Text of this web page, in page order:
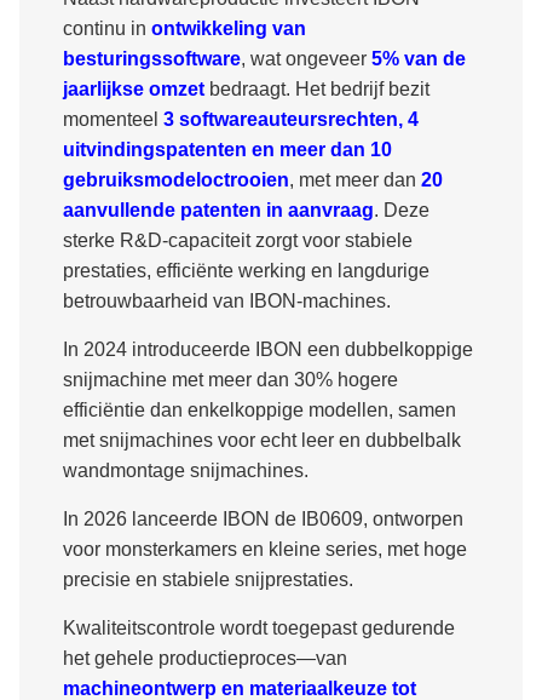
continu in ontwikkeling van
besturingssoftware, wat ongeveer 5% van de
jaarlijkse omzet bedraagt. Het bedrijf bezit
momenteel 3 softwareauteursrechten, 4
uitvindingspatenten en meer dan 10
gebruiksmodeloctrooien, met meer dan 20
aanvullende patenten in aanvraag. Deze
sterke R&D-capaciteit zorgt voor stabiele
prestaties, efficiënte werking en langdurige
betrouwbaarheid van IBON-machines.
In 2024 introduceerde IBON een dubbelkoppige
snijmachine met meer dan 30% hogere
efficiëntie dan enkelkoppige modellen, samen
met snijmachines voor echt leer en dubbelbalk
wandmontage snijmachines.
In 2026 lanceerde IBON de IB0609, ontworpen
voor monsterkamers en kleine series, met hoge
precisie en stabiele snijprestaties.
Kwaliteitscontrole wordt toegepast gedurende
het gehele productieproces—van
machineontwerp en materiaalkeuze tot